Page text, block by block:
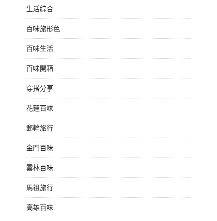
生活綜合
百味旅形色
百味生活
百味開箱
穿搭分享
花蓮百味
郵輪旅行
金門百味
雲林百味
馬祖旅行
高雄百味